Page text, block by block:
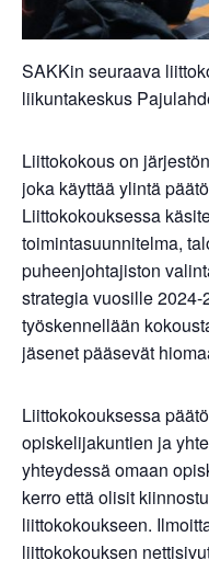
SAKKin seuraava
liikuntakeskus
Liittokokous on
joka käyttää ylintä
Liittokokouksessa
toimintasuunnitelma,
puheenjohtajiston
strategia vuosille
työskennellään
jäsenet pääsevät
Liittokokouksessa
opiskelijakuntien ja
yhteydessä omaan
kerro että olisit
liittokokoukseen.
liittokokouksen